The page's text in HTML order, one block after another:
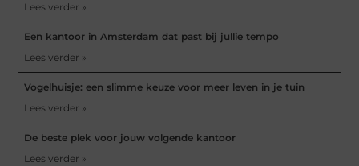
Lees verder »
Een kantoor in Amsterdam dat past bij jullie tempo
Lees verder »
Vogelhuisje: een slimme keuze voor meer leven in je tuin
Lees verder »
De beste plek voor jouw volgende kantoor
Lees verder »